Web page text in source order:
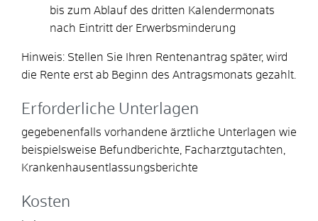
bis zum Ablauf des dritten Kalendermonats
nach Eintritt der Erwerbsminderung
Hinweis: Stellen Sie Ihren Rentenantrag später, wird
die Rente erst ab Beginn des Antragsmonats gezahlt.
Erforderliche Unterlagen
gegebenenfalls vorhandene ärztliche Unterlagen wie
beispielsweise Befundberichte, Facharztgutachten,
Krankenhausentlassungsberichte
Kosten